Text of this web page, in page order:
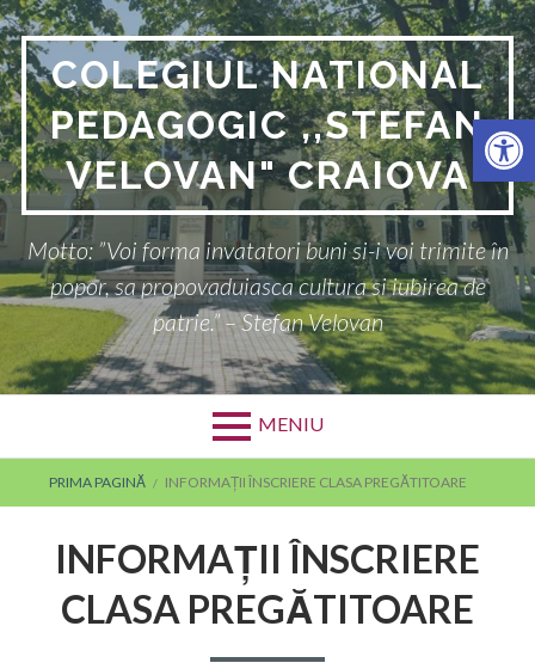
Deschide bara de unelte
COLEGIUL NATIONAL
PEDAGOGIC ,,STEFAN
VELOVAN" CRAIOVA
Motto: ”Voi forma invatatori buni si-i voi trimite în
popor, sa propovaduiasca cultura si iubirea de
patrie.” – Stefan Velovan
MENIU
PRIMA PAGINĂ INFORMAȚII ÎNSCRIERE CLASA PREGĂTITOARE
INFORMAȚII ÎNSCRIERE
CLASA PREGĂTITOARE